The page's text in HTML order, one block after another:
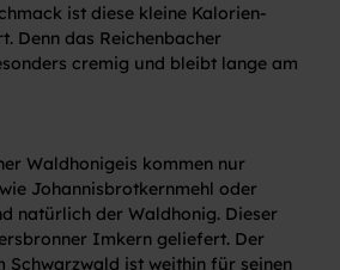
ist diese kleine Kalorien-
Denn das Reichenbacher
cremig und bleibt lange am
Waldhonigeis kommen nur
Johannisbrotkernmehl oder
natürlich der Waldhonig. Dieser
Imkern geliefert. Der
Schwarzwald ist weithin für seinen